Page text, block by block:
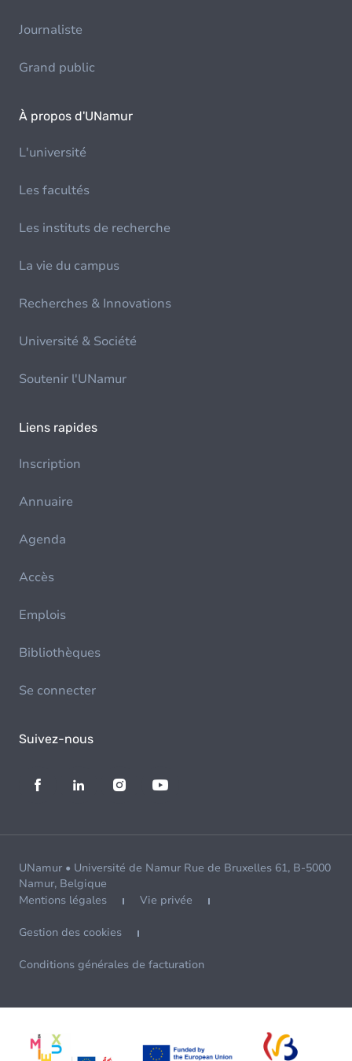
Journaliste
Grand public
À propos d'UNamur
L'université
Les facultés
Les instituts de recherche
La vie du campus
Recherches & Innovations
Université & Société
Soutenir l'UNamur
Liens rapides
Inscription
Annuaire
Agenda
Accès
Emplois
Bibliothèques
Se connecter
Suivez-nous
UNamur • Université de Namur Rue de Bruxelles 61, B-5000
Namur, Belgique
Mentions légales
Vie privée
Gestion des cookies
Conditions générales de facturation